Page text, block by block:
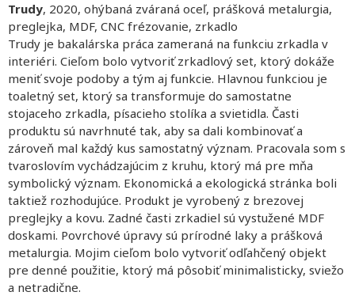
Trudy, 2020, ohýbaná zváraná oceľ, prášková metalurgia,
preglejka, MDF, CNC frézovanie, zrkadlo
Trudy je bakalárska práca zameraná na funkciu zrkadla v
interiéri. Cieľom bolo vytvoriť zrkadlový set, ktorý dokáže
meniť svoje podoby a tým aj funkcie. Hlavnou funkciou je
toaletný set, ktorý sa transformuje do samostatne
stojaceho zrkadla, písacieho stolíka a svietidla. Časti
produktu sú navrhnuté tak, aby sa dali kombinovať a
zároveň mal každý kus samostatný význam. Pracovala som s
tvaroslovím vychádzajúcim z kruhu, ktorý má pre mňa
symbolický význam. Ekonomická a ekologická stránka boli
taktiež rozhodujúce. Produkt je vyrobený z brezovej
preglejky a kovu. Zadné časti zrkadiel sú vystužené MDF
doskami. Povrchové úpravy sú prírodné laky a prášková
metalurgia. Mojim cieľom bolo vytvoriť odľahčený objekt
pre denné použitie, ktorý má pôsobiť minimalisticky, sviežo
a netradične.